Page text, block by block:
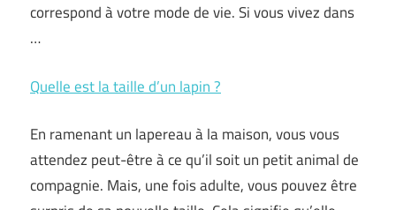
correspond à votre mode de vie. Si vous vivez dans
…
Quelle est la taille d’un lapin ?
En ramenant un lapereau à la maison, vous vous
attendez peut-être à ce qu’il soit un petit animal de
compagnie. Mais, une fois adulte, vous pouvez être